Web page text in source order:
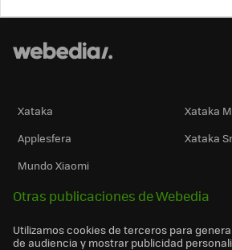
Xataka
Xataka
Applesfera
Xataka
Mundo Xiaomi
Otras publicaciones de Webedia
Utilizamos cookies de terceros para
de audiencia y mostrar publicidad